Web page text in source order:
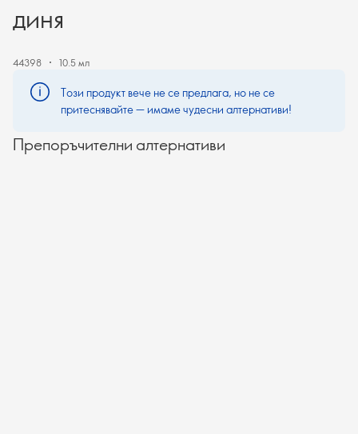
диня
44398 10.5 мл
Този продукт вече не се предлага, но не се
притеснявайте — имаме чудесни алтернативи!
Препоръчителни алтернативи